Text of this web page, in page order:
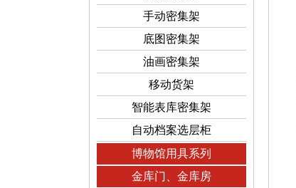
手动密集架
底图密集架
油画密集架
移动货架
智能表库密集架
自动档案选层柜
博物馆用具系列
金库门、金库房